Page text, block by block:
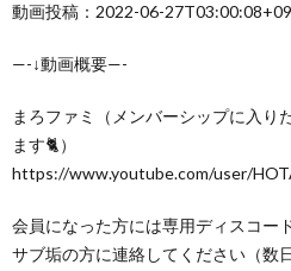
動画投稿：2022-06-
—-↓動画概要—-
まろファミ（メンバーシップに入り
ます🐈）
https://www.youtube.com/user/
会員になった方には専用ディスコー
サブ垢の方に連絡してください（数